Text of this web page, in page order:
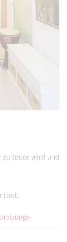
zu teuer wird und